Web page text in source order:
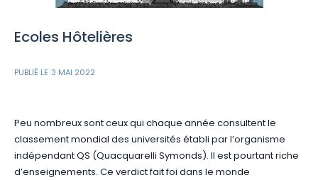
Ecoles Hôtelières
PUBLIÉ LE 3 MAI 2022
Peu nombreux sont ceux qui chaque année consultent le
classement mondial des universités établi par l’organisme
indépendant QS (Quacquarelli Symonds). Il est pourtant riche
d’enseignements. Ce verdict fait foi dans le monde